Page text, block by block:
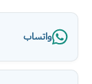
واتساب